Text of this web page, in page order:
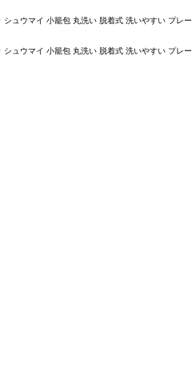
ュウマイ 小籠包 丸洗い 脱着式 洗いやすい プ
ュウマイ 小籠包 丸洗い 脱着式 洗いやすい プ